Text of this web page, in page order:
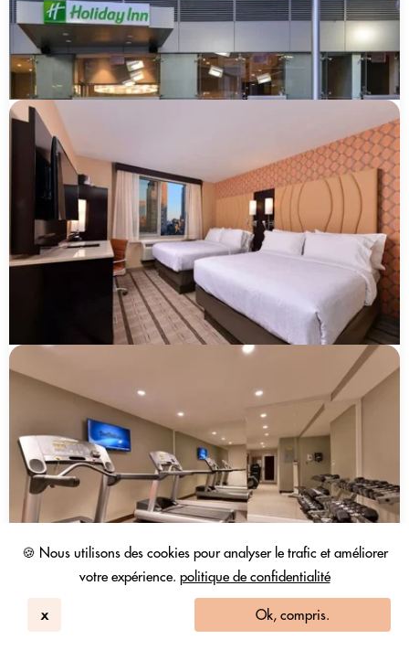
🍪 Nous utilisons des cookies pour analyser le trafic et améliorer
votre expérience. politique de confidentialité
x Ok, compris.